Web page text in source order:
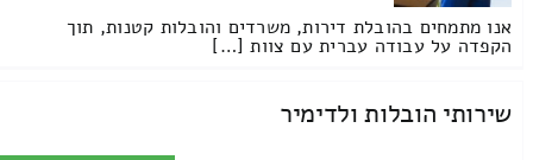
אנו מתמחים בהובלת דירות, משרדים והובלות קטנות, תוך
הקפדה על עבודה עברית עם צוות […]
שירותי הובלות ולדימיר